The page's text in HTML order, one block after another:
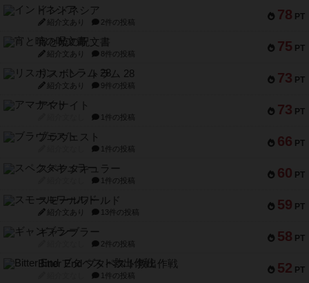
78 PT
インドネシア
紹介文あり 2件の投稿
75 PT
宵と暁の呪文書
紹介文あり 8件の投稿
73 PT
リスボン・トラム 28
紹介文あり 9件の投稿
73 PT
アマナイト
1件の投稿
66 PT
ブラヴェスト
1件の投稿
60 PT
スペクタキュラー
1件の投稿
59 PT
スモールワールド
紹介文あり 13件の投稿
58 PT
ギャンブラー
2件の投稿
52 PT
Bitter End ブタペスト救出作戦
1件の投稿